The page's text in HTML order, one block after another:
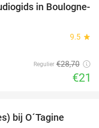
27%
in Boulogne-
9.5 star
Regulier €28,70
€21
bij O´Tagine